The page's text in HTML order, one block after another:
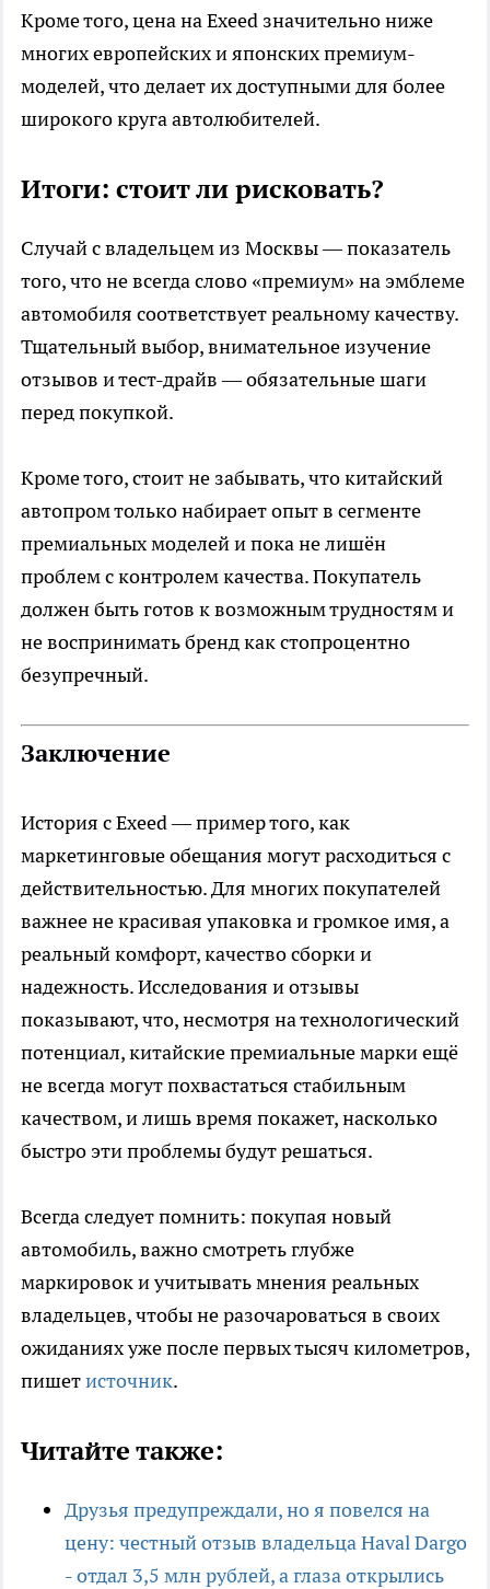
Кроме того, цена на Exeed значительно ниже
многих европейских и японских премиум-
моделей, что делает их доступными для более
широкого круга автолюбителей.
Итоги: стоит ли рисковать?
Случай с владельцем из Москвы — показатель
того, что не всегда слово «премиум» на эмблеме
автомобиля соответствует реальному качеству.
Тщательный выбор, внимательное изучение
отзывов и тест-драйв — обязательные шаги
перед покупкой.
Кроме того, стоит не забывать, что китайский
автопром только набирает опыт в сегменте
премиальных моделей и пока не лишён
проблем с контролем качества. Покупатель
должен быть готов к возможным трудностям и
не воспринимать бренд как стопроцентно
безупречный.
Заключение
История с Exeed — пример того, как
маркетинговые обещания могут расходиться с
действительностью. Для многих покупателей
важнее не красивая упаковка и громкое имя, а
реальный комфорт, качество сборки и
надежность. Исследования и отзывы
показывают, что, несмотря на технологический
потенциал, китайские премиальные марки ещё
не всегда могут похвастаться стабильным
качеством, и лишь время покажет, насколько
быстро эти проблемы будут решаться.
Всегда следует помнить: покупая новый
автомобиль, важно смотреть глубже
маркировок и учитывать мнения реальных
владельцев, чтобы не разочароваться в своих
ожиданиях уже после первых тысяч километров,
пишетисточник.
Читайте также:
Друзья предупреждали, но я повелся на
цену: честный отзыв владельца Haval Dargo
- отдал 3,5 млн рублей, а глаза открылись